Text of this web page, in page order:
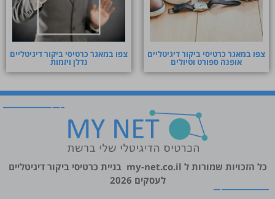
צפו במאגר כרטיסי ביקור דיגיטליים
אופנה ספורט וטיולים
צפו במאגר כרטיסי ביקור דיגיטליים
נדלן ויזמות
כל הזכויות שמורות ל my-net.co.il בניית כרטיסי ביקור דיגיטליים
לעסקים 2026